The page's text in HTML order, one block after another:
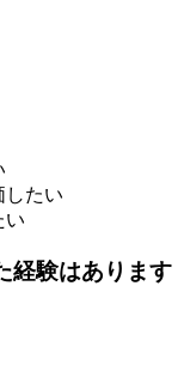
したい
い
経験はあります